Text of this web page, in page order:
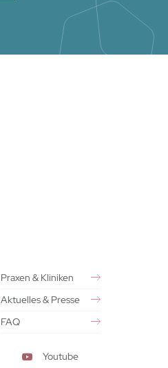
Praxen & Kliniken
Aktuelles & Presse
FAQ
Youtube